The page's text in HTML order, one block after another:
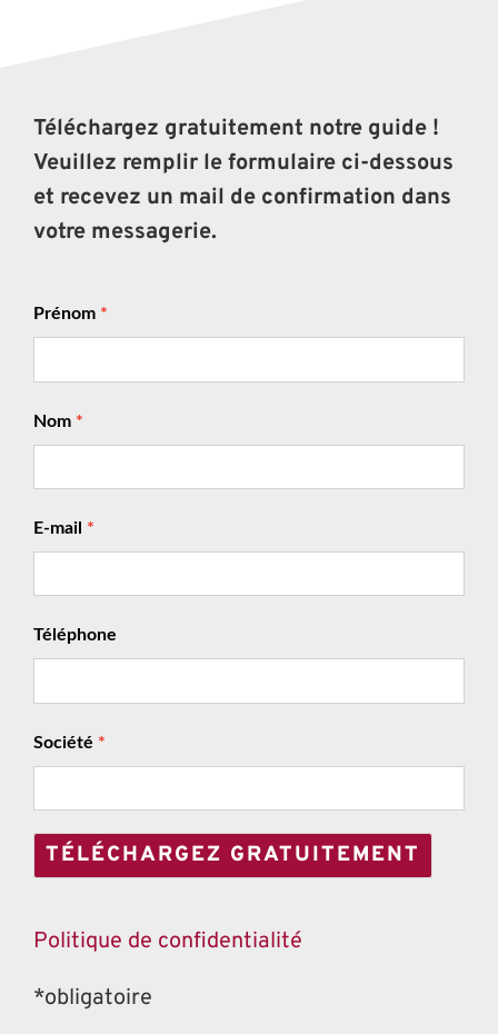
Téléchargez gratuitement notre guide !
Veuillez remplir le formulaire ci-dessous
et recevez un mail de confirmation dans
votre messagerie.
Prénom
Nom
E-mail
Téléphone
Société
TÉLÉCHARGEZ GRATUITEMENT
Politique de confidentialité
*obligatoire